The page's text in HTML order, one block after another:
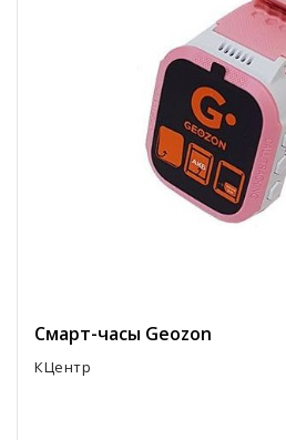
Смарт-часы Geozon
КЦентр